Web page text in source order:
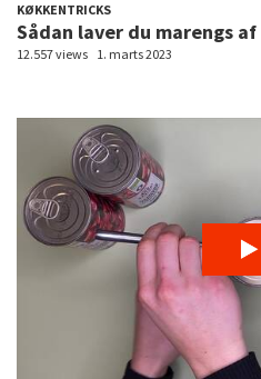
KØKKENTRICKS
Sådan laver du marengs
12.557 views 1. marts 2023